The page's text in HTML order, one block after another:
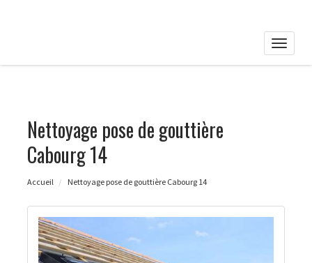
Toggle
Nettoyage pose de gouttière
Cabourg 14
Accueil Nettoyage pose de gouttière Cabourg 14